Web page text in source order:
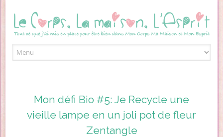
Mon défi Bio #5: Je Recycle une
vieille lampe en un joli pot de fleur
Zentangle